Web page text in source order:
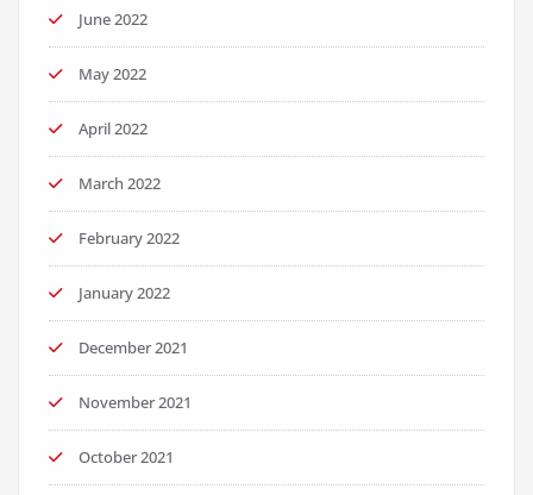
June 2022
May 2022
April 2022
March 2022
February 2022
January 2022
December 2021
November 2021
October 2021